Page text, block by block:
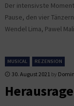
Der intensivste
Pause, den vier
Wendel Lima, Pawel
MUSICAL REZENSION
30. August 2021 by